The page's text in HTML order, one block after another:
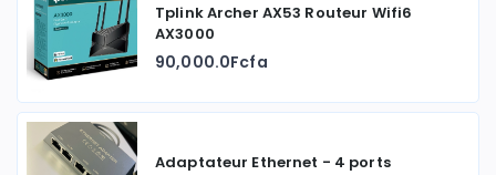
Tplink Archer AX53 Routeur Wifi6
AX3000
90,000.0Fcfa
Adaptateur Ethernet - 4 ports